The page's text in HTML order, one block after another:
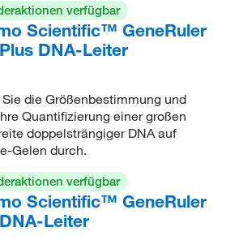
verfügbar
Scientific™ GeneRuler
DNA-Leiter
Sie die Größenbestimmung und
Quantifizierung einer großen
doppelsträngiger DNA auf
Gelen durch.
verfügbar
Scientific™ GeneRuler
Leiter